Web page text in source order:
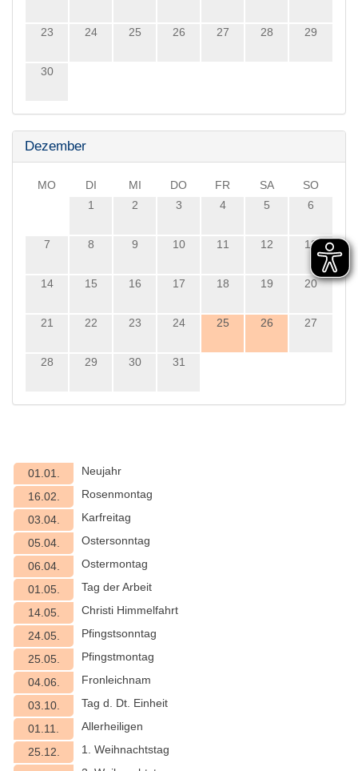
23 24 25 26 27 28 29
30
Dezember
MO DI MI DO FR SA
SO
1
2 3 4 5 6
7 8 9 10 11 12 13
14 15 16 17 18 19 20
21 22 23 24 25 26 27
28 29 30 31
01.01.
Neujahr
16.02.
Rosenmontag
03.04.
Karfreitag
05.04.
Ostersonntag
06.04.
Ostermontag
01.05.
Tag der Arbeit
14.05.
Christi Himmelfahrt
24.05.
Pfingstsonntag
25.05.
Pfingstmontag
04.06.
Fronleichnam
03.10.
Tag d. Dt. Einheit
01.11.
Allerheiligen
25.12.
1. Weihnachtstag